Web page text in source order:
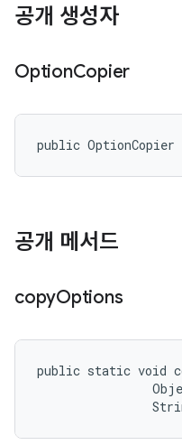
공개 생성자
OptionCopier
public
공개 메서드
copyOptions
public static void